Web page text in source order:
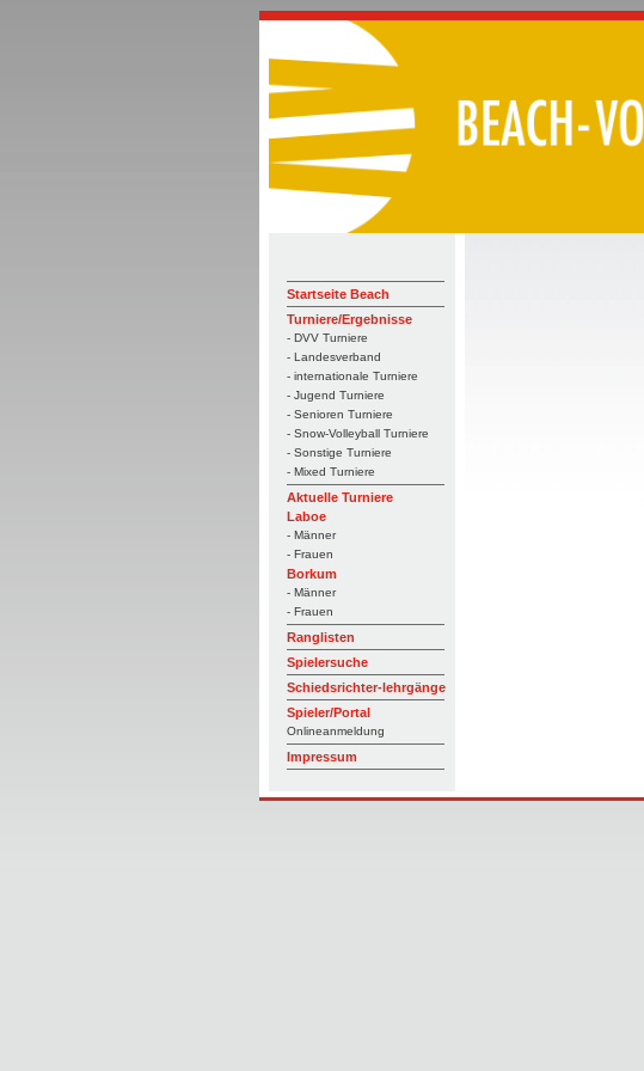
Startseite Beach
Turniere/Ergebnisse
- DVV Turniere
- Landesverband
- internationale Turniere
- Jugend Turniere
- Senioren Turniere
- Snow-Volleyball Turniere
- Sonstige Turniere
- Mixed Turniere
Aktuelle Turniere
Laboe
- Männer
- Frauen
Borkum
- Männer
- Frauen
Ranglisten
Spielersuche
Schiedsrichter-lehrgänge
Spieler/Portal
Onlineanmeldung
Impressum